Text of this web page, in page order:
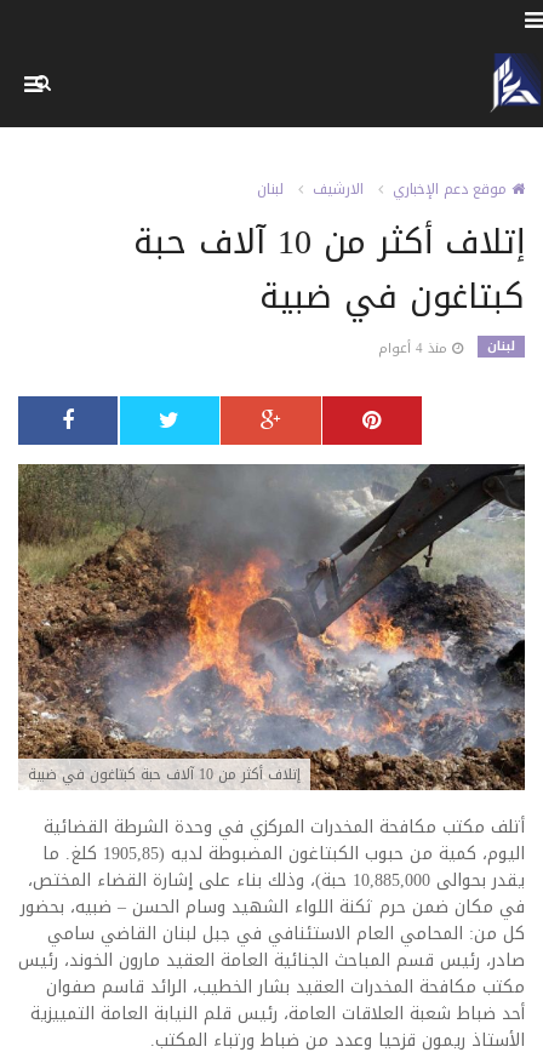
موقع دعم الإخباري الارشيف لبنان
إتلاف أكثر من 10 آلاف حبة
كبتاغون في ضبية
لبنان منذ 4 أعوام
إتلاف أكثر من 10 آلاف حبة كبتاغون في ضبية
أتلف مكتب مكافحة المخدرات المركزي في وحدة الشرطة القضائية
اليوم، كمية من حبوب الكبتاغون المضبوطة لديه (1905,85 كلغ. ما
يقدر بحوالى 10,885,000 حبة)، وذلك بناء على إشارة القضاء المختص،
في مكان ضمن حرم ثكنة اللواء الشهيد وسام الحسن – ضبيه، بحضور
كل من: المحامي العام الاستئنافي في جبل لبنان القاضي سامي
صادر، رئيس قسم المباحث الجنائية العامة العقيد مارون الخوند، رئيس
مكتب مكافحة المخدرات العقيد بشار الخطيب، الرائد قاسم صفوان
أحد ضباط شعبة العلاقات العامة، رئيس قلم النيابة العامة التمييزية
الأستاذ ريمون قزحيا وعدد من ضباط ورتباء المكتب.